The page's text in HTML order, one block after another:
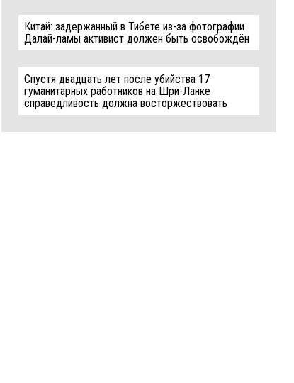
Китай: задержанный в Тибете из-за фотографии
Далай-ламы активист должен быть освобождён
Спустя двадцать лет после убийства 17
гуманитарных работников на Шри-Ланке
справедливость должна восторжествовать